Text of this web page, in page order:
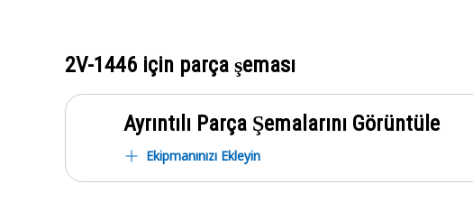
2V-1446 için parça şeması
Ayrıntılı Parça Şemalarını Görüntüle
Ekipmanınızı Ekleyin